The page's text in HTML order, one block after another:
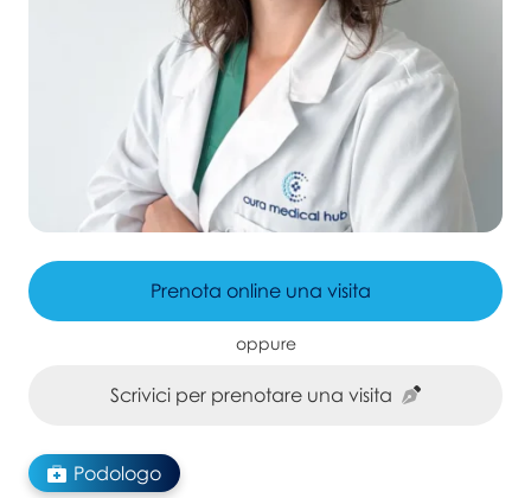
Prenota online una visita
oppure
Scrivici per prenotare una visita
Podologo